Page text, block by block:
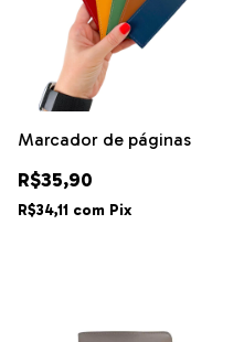
Marcador de páginas
R$35,90
R$34,11 com Pix